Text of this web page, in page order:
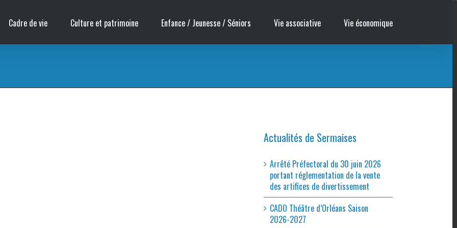
Cadre de vie Culture et patrimoine Enfance / Jeunesse / Séniors Vie associative Vie économique
Actualités de Sermaises
Arrêté Préfectoral du 30 juin 2026
portant réglementation de la vente
des artifices de divertissement
CADO Théâtre d’Orléans Saison
2026-2027